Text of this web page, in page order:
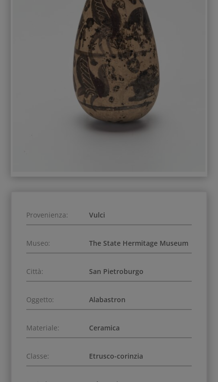
Provenienza: Vulci
Museo: The State Hermitage Museum
Città: San Pietroburgo
Oggetto: Alabastron
Materiale: Ceramica
Classe: Etrusco-corinzia